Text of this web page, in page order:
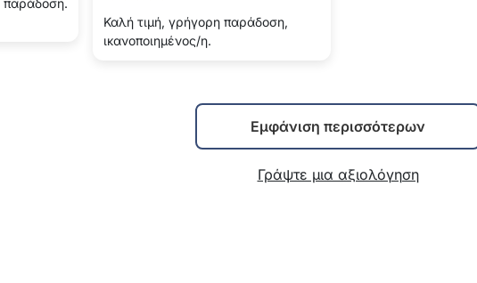
παράδοση.
Καλή τιμή, γρήγορη παράδοση,
ικανοποιημένος/η.
Εμφάνιση περισσότερων
Γράψτε μια αξιολόγηση